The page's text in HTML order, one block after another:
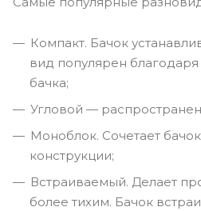
Компакт. Бачок
вид популярен
бачка;
Угловой —
Моноблок. Сочетает
конструкции;
Встраиваемый. Делает
более тихим. Бачок